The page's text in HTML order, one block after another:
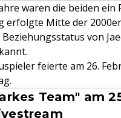
waren die beiden ein
erfolgte Mitte der
von
feierte am 26.
Team" am